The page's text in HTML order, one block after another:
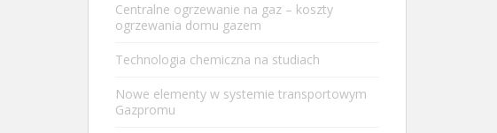
Centralne ogrzewanie na gaz – koszty
ogrzewania domu gazem
Technologia chemiczna na studiach
Nowe elementy w systemie transportowym
Gazpromu